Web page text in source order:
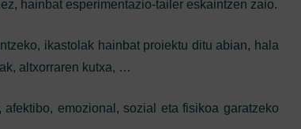
hainbat esperimentazio-tailer eskaintzen zaio.
ikastolak hainbat proiektu ditu abian, hala
altxorraren kutxa, …
emozional, sozial eta fisikoa garatzeko